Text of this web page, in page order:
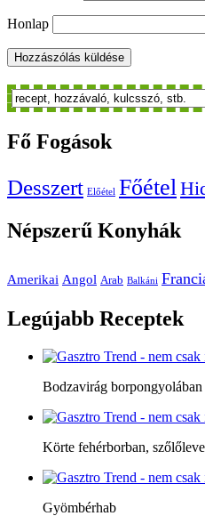
Honlap
Fő Fogások
Desszert Előétel Főétel
Népszerű Konyhák
Amerikai Angol Arab Balkáni
Legújabb Receptek
Bodzavirág borpongyolában
Körte fehérborban,
Gyömbérhab